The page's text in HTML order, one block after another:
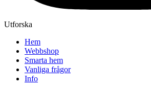
Utforska
Hem
Webbshop
Smarta hem
Vanliga frågor
Info